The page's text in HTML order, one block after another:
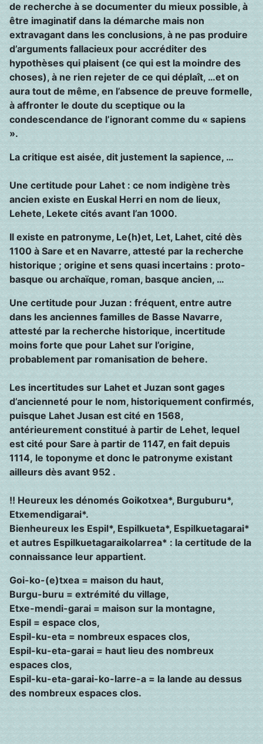
de recherche à se documenter du mieux possible, à
être imaginatif dans la démarche mais non
extravagant dans les conclusions, à ne pas produire
d’arguments fallacieux pour accréditer des
hypothèses qui plaisent (ce qui est la moindre des
choses), à ne rien rejeter de ce qui déplaît, …et on
aura tout de même, en l’absence de preuve formelle,
à affronter le doute du sceptique ou la
condescendance de l’ignorant comme du « sapiens
».
La critique est aisée, dit justement la sapience, …
Une certitude pour Lahet : ce nom indigène très
ancien existe en Euskal Herri en nom de lieux,
Lehete, Lekete cités avant l’an 1000.
Il existe en patronyme, Le(h)et, Let, Lahet, cité dès
1100 à Sare et en Navarre, attesté par la recherche
historique ; origine et sens quasi incertains : proto-
basque ou archaïque, roman, basque ancien, …
Une certitude pour Juzan : fréquent, entre autre
dans les anciennes familles de Basse Navarre,
attesté par la recherche historique, incertitude
moins forte que pour Lahet sur l’origine,
probablement par romanisation de behere.
Les incertitudes sur Lahet et Juzan sont gages
d’ancienneté pour le nom, historiquement confirmés,
puisque Lahet Jusan est cité en 1568,
antérieurement constitué à partir de Lehet, lequel
est cité pour Sare à partir de 1147, en fait depuis
1114, le toponyme et donc le patronyme existant
ailleurs dès avant 952 .
!! Heureux les dénomés Goikotxea*, Burguburu*,
Etxemendigarai*.
Bienheureux les Espil*, Espilkueta*, Espilkuetagarai*
et autres Espilkuetagaraikolarrea* : la certitude de la
connaissance leur appartient.
Goi-ko-(e)txea = maison du haut,
Burgu-buru = extrémité du village,
Etxe-mendi-garai = maison sur la montagne,
Espil = espace clos,
Espil-ku-eta = nombreux espaces clos,
Espil-ku-eta-garai = haut lieu des nombreux
espaces clos,
Espil-ku-eta-garai-ko-larre-a = la lande au dessus
des nombreux espaces clos.